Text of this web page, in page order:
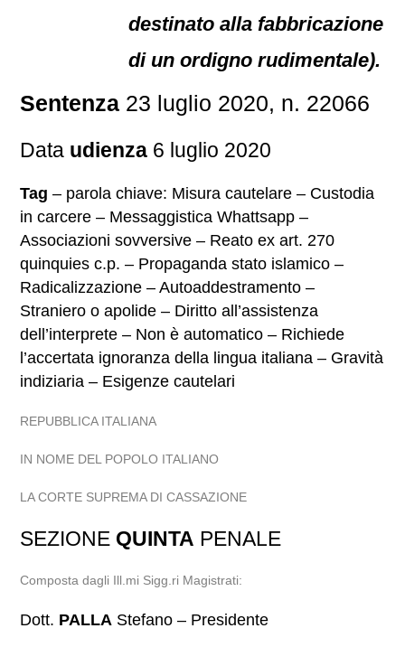
destinato alla fabbricazione
di un ordigno rudimentale).
Sentenza 23 luglio 2020, n. 22066
Data udienza 6 luglio 2020
Tag – parola chiave: Misura cautelare – Custodia
in carcere – Messaggistica Whattsapp –
Associazioni sovversive – Reato ex art. 270
quinquies c.p. – Propaganda stato islamico –
Radicalizzazione – Autoaddestramento –
Straniero o apolide – Diritto all’assistenza
dell’interprete – Non è automatico – Richiede
l’accertata ignoranza della lingua italiana – Gravità
indiziaria – Esigenze cautelari
REPUBBLICA ITALIANA
IN NOME DEL POPOLO ITALIANO
LA CORTE SUPREMA DI CASSAZIONE
SEZIONE QUINTA PENALE
Composta dagli Ill.mi Sigg.ri Magistrati:
Dott. PALLA Stefano – Presidente